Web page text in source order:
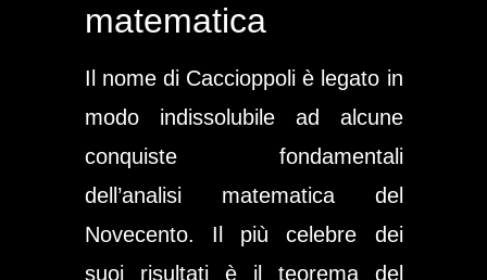
matematica
Il nome di Caccioppoli è legato in
modo indissolubile ad alcune
conquiste fondamentali
dell’analisi matematica del
Novecento. Il più celebre dei
suoi risultati è il teorema del